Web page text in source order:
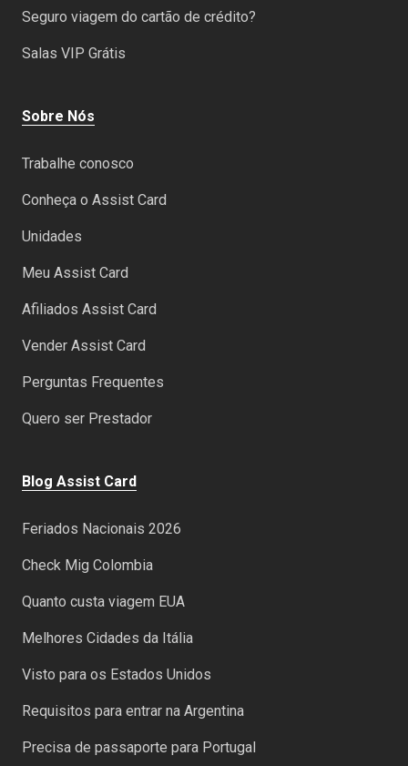
Seguro viagem do cartão de crédito?
Salas VIP Grátis
Sobre Nós
Trabalhe conosco
Conheça o Assist Card
Unidades
Meu Assist Card
Afiliados Assist Card
Vender Assist Card
Perguntas Frequentes
Quero ser Prestador
Blog Assist Card
Feriados Nacionais 2026
Check Mig Colombia
Quanto custa viagem EUA
Melhores Cidades da Itália
Visto para os Estados Unidos
Requisitos para entrar na Argentina
Precisa de passaporte para Portugal